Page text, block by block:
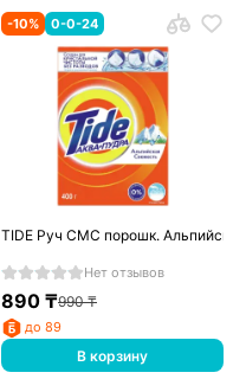
-10% 0-0-24
TIDE Руч СМС порошк.
Нет отзывов
890 ₸990₸
до 89
В корзину